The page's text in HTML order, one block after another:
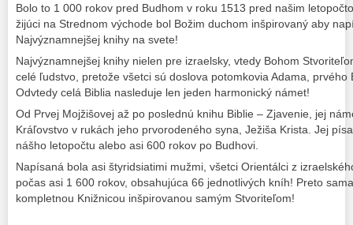
Bolo to 1 000 rokov pred Budhom v roku 1513 pred našim
žijúci na Strednom východe bol Božim duchom inšpirovaný aby
Najvýznamnejšej knihy na svete!
Najvýznamnejšej knihy nielen pre izraelsky, vtedy Bohom
celé ľudstvo, pretože všetci sú doslova potomkovia Adama, prvého
Odvtedy celá Biblia nasleduje len jeden harmonický námet!
Od Prvej Mojžišovej až po poslednú knihu Biblie – Zjavenie, jej
Kráľovstvo v rukách jeho prvorodeného syna, Ježiša Krista. Jej
nášho letopočtu alebo asi 600 rokov po Budhovi.
Napísaná bola asi štyridsiatimi mužmi, všetci Orientálci z
počas asi 1 600 rokov, obsahujúca 66 jednotlivých kníh! Preto
kompletnou Knižnicou inšpirovanou samým Stvoriteľom!